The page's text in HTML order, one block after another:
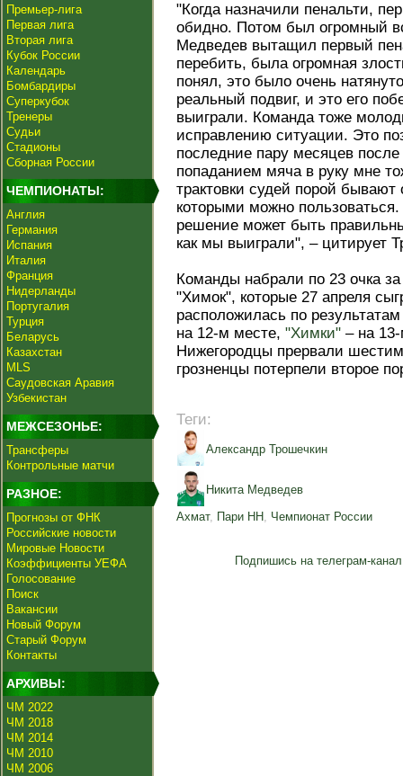
Премьер-лига
Первая лига
Вторая лига
Кубок России
Календарь
Бомбардиры
Суперкубок
Тренеры
Судьи
Стадионы
Сборная России
ЧЕМПИОНАТЫ:
Англия
Германия
Испания
Италия
Франция
Нидерланды
Португалия
Турция
Беларусь
Казахстан
MLS
Саудовская Аравия
Узбекистан
МЕЖСЕЗОНЬЕ:
Трансферы
Контрольные матчи
РАЗНОЕ:
Прогнозы от ФНК
Российские новости
Мировые Новости
Коэффициенты УЕФА
Голосование
Поиск
Вакансии
Новый Форум
Старый Форум
Контакты
АРХИВЫ:
ЧМ 2022
ЧМ 2018
ЧМ 2014
ЧМ 2010
ЧМ 2006
"Когда назначили пенальти,
обидно. Потом был огромный
Медведев вытащил первый
перебить, была огромная
понял, это было очень
реальный подвиг, и это его
выиграли. Команда тоже
исправлению ситуации. Это
последние пару месяцев
попаданием мяча в руку мне
трактовки судей порой
которыми можно
решение может быть
как мы выиграли", – цитирует
Команды набрали по 23 очка
"Химок", которые 27 апреля
расположилась по
на 12-м месте, "Химки" – на
Нижегородцы прервали
грозненцы потерпели второе
Теги:
Александр Трошечкин
Никита Медведев
Ахмат, Пари НН , Чемпионат России
Подпишись на телеграм-